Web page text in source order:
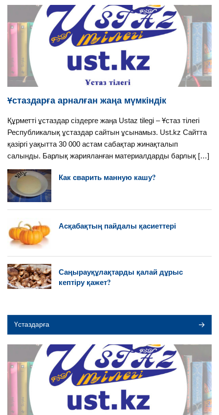
Ұстаздарға арналған жаңа мүмкіндік
Құрметті ұстаздар сіздерге жаңа Ustaz tilegi – Ұстаз тілегі
Республикалық ұстаздар сайтын ұсынамыз. Ust.kz Сайтта
қазіргі уақытта 30 000 астам сабақтар жинақталып
салынды. Барлық жарияланған материалдарды барлық […]
Как сварить манную кашу?
Асқабақтың пайдалы қасиеттері
Саңырауқұлақтарды қалай дұрыс
кептіру қажет?
Үстаздарға